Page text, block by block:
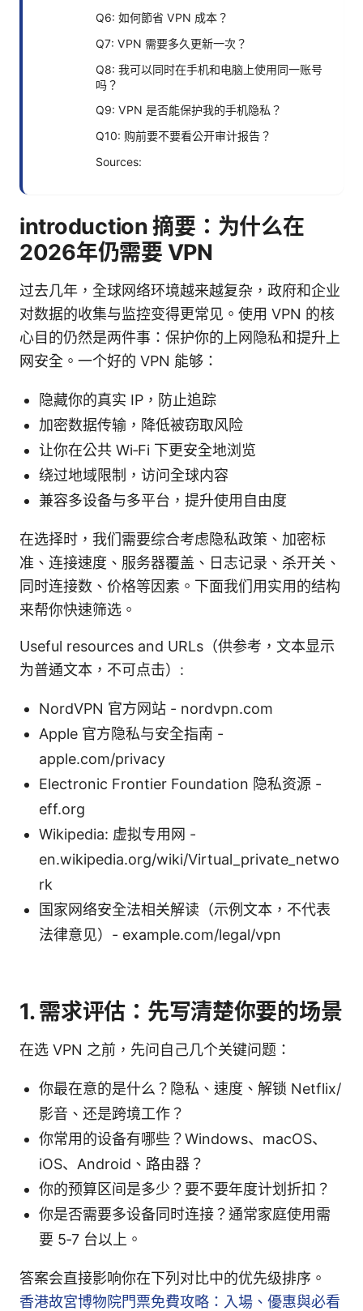
Q6: 如何節省 VPN 成本？
Q7: VPN 需要多久更新一次？
Q8: 我可以同时在手机和电脑上使用同一账号
吗？
Q9: VPN 是否能保护我的手机隐私？
Q10: 购前要不要看公开审计报告？
Sources:
introduction 摘要：为什么在
2026年仍需要 VPN
过去几年，全球网络环境越来越复杂，政府和企业
对数据的收集与监控变得更常见。使用 VPN 的核
心目的仍然是两件事：保护你的上网隐私和提升上
网安全。一个好的 VPN 能够：
隐藏你的真实 IP，防止追踪
加密数据传输，降低被窃取风险
让你在公共 Wi‑Fi 下更安全地浏览
绕过地域限制，访问全球内容
兼容多设备与多平台，提升使用自由度
在选择时，我们需要综合考虑隐私政策、加密标
准、连接速度、服务器覆盖、日志记录、杀开关、
同时连接数、价格等因素。下面我们用实用的结构
来帮你快速筛选。
Useful resources and URLs（供参考，文本显示
为普通文本，不可点击）:
NordVPN 官方网站 - nordvpn.com
Apple 官方隐私与安全指南 -
apple.com/privacy
Electronic Frontier Foundation 隐私资源 -
eff.org
Wikipedia: 虚拟专用网 -
en.wikipedia.org/wiki/Virtual_private_netwo
rk
国家网络安全法相关解读（示例文本，不代表
法律意见）- example.com/legal/vpn
1. 需求评估：先写清楚你要的场景
在选 VPN 之前，先问自己几个关键问题：
你最在意的是什么？隐私、速度、解锁 Netflix/
影音、还是跨境工作？
你常用的设备有哪些？Windows、macOS、
iOS、Android、路由器？
你的预算区间是多少？要不要年度计划折扣？
你是否需要多设备同时连接？通常家庭使用需
要 5‑7 台以上。
答案会直接影响你在下列对比中的优先级排序。
香港故宮博物院門票免費攻略：入場、優惠與必看